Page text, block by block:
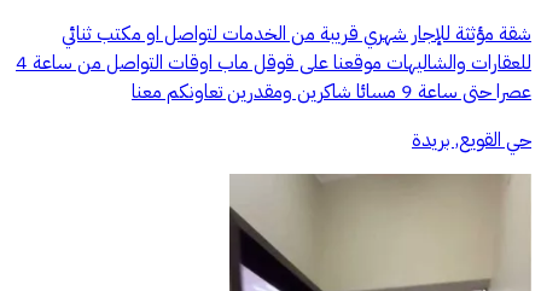
شقة مؤثثة للإجار شهري قريبة من الخدمات لتواصل او مكتب ثنائي
للعقارات والشاليهات موقعنا على قوقل ماب اوقات التواصل من ساعة 4
عصرا حتى ساعة 9 مسائا شاكرين ومقدرين تعاونكم معنا
حي القويع, بريدة